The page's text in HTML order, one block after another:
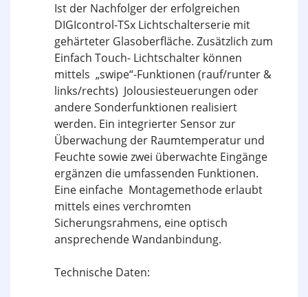
Ist der Nachfolger der erfolgreichen
DIGIcontrol-TSx Lichtschalterserie mit
gehärteter Glasoberfläche. Zusätzlich zum
Einfach Touch- Lichtschalter können
mittels „swipe“-Funktionen (rauf/runter &
links/rechts) Jolousiesteuerungen oder
andere Sonderfunktionen realisiert
werden. Ein integrierter Sensor zur
Überwachung der Raumtemperatur und
Feuchte sowie zwei überwachte Eingänge
ergänzen die umfassenden Funktionen.
Eine einfache Montagemethode erlaubt
mittels eines verchromten
Sicherungsrahmens, eine optisch
ansprechende Wandanbindung.
Technische Daten: